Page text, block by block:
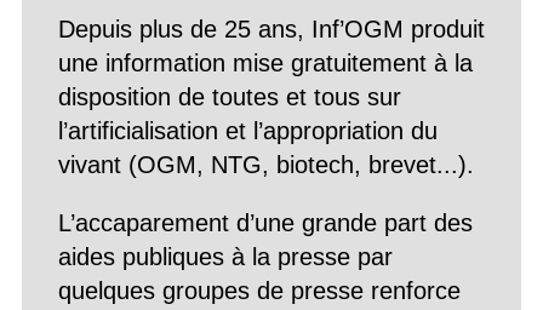
Depuis plus de 25 ans, Inf’OGM produit
une information mise gratuitement à la
disposition de toutes et tous sur
l’artificialisation et l’appropriation du
vivant (OGM, NTG, biotech, brevet...).
L’accaparement d’une grande part des
aides publiques à la presse par
quelques groupes de presse renforce